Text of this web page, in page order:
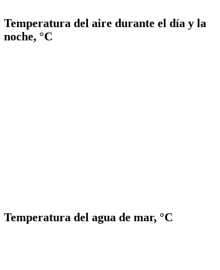
Temperatura del aire durante el día y la
noche, °C
Temperatura del agua de mar, °C